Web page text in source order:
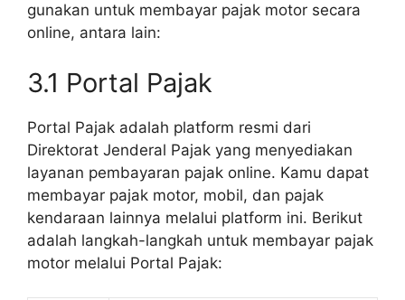
gunakan untuk membayar pajak motor secara
online, antara lain:
3.1 Portal Pajak
Portal Pajak adalah platform resmi dari
Direktorat Jenderal Pajak yang menyediakan
layanan pembayaran pajak online. Kamu dapat
membayar pajak motor, mobil, dan pajak
kendaraan lainnya melalui platform ini. Berikut
adalah langkah-langkah untuk membayar pajak
motor melalui Portal Pajak: